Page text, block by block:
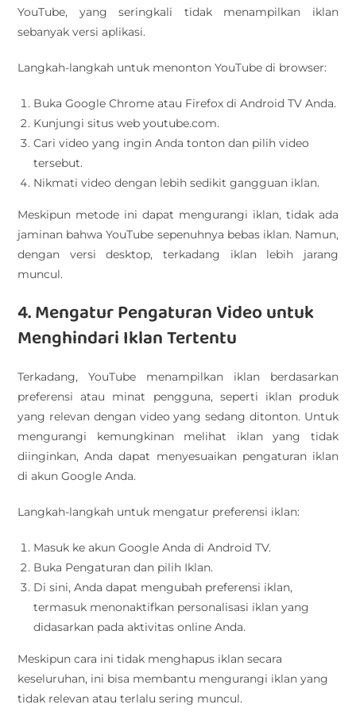
YouTube, yang seringkali tidak menampilkan iklan
sebanyak versi aplikasi.
Langkah-langkah untuk menonton YouTube di browser:
Buka Google Chrome atau Firefox di Android TV Anda.
Kunjungi situs web youtube.com.
Cari video yang ingin Anda tonton dan pilih video
tersebut.
Nikmati video dengan lebih sedikit gangguan iklan.
Meskipun metode ini dapat mengurangi iklan, tidak ada
jaminan bahwa YouTube sepenuhnya bebas iklan. Namun,
dengan versi desktop, terkadang iklan lebih jarang
muncul.
4. Mengatur Pengaturan Video untuk
Menghindari Iklan Tertentu
Terkadang, YouTube menampilkan iklan berdasarkan
preferensi atau minat pengguna, seperti iklan produk
yang relevan dengan video yang sedang ditonton. Untuk
mengurangi kemungkinan melihat iklan yang tidak
diinginkan, Anda dapat menyesuaikan pengaturan iklan
di akun Google Anda.
Langkah-langkah untuk mengatur preferensi iklan:
Masuk ke akun Google Anda di Android TV.
Buka Pengaturan dan pilih Iklan.
Di sini, Anda dapat mengubah preferensi iklan,
termasuk menonaktifkan personalisasi iklan yang
didasarkan pada aktivitas online Anda.
Meskipun cara ini tidak menghapus iklan secara
keseluruhan, ini bisa membantu mengurangi iklan yang
tidak relevan atau terlalu sering muncul.